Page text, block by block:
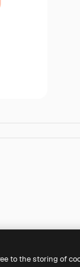
to the storing of